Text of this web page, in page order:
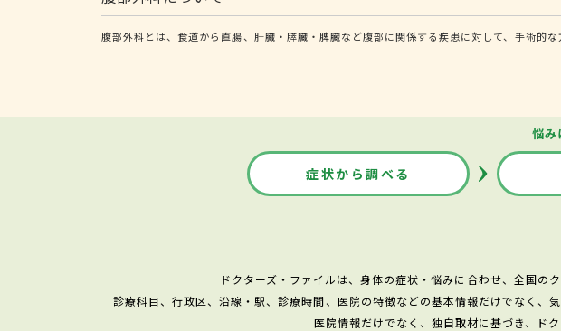
腹部外科とは、食道から直腸、肝臓・膵臓・脾臓など腹部に関係する疾患に対して、手術的な
悩み
症状から調べる
ドクターズ・ファイルは、身体の症状・悩みに合わせ、全国の
診療科目、行政区、沿線・駅、診療時間、医院の特徴などの基本情報だけでなく、
医院情報だけでなく、独自取材に基づき、ド